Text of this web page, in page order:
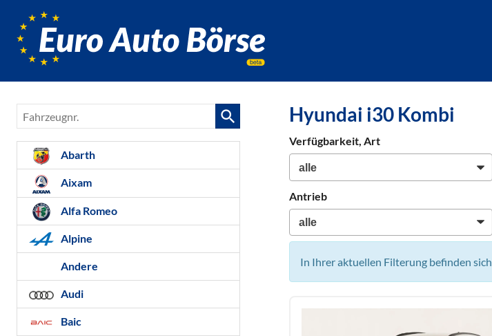
Gebrauchtwagen,
Neuwagen
Hyundai i30 Kombi
Verfügbarkeit, Art
Antrieb
In Ihrer aktuellen Filterung befinden sich
Fahrzeugnr.
Abarth
Aixam
Alfa Romeo
Alpine
Andere
Audi
Baic